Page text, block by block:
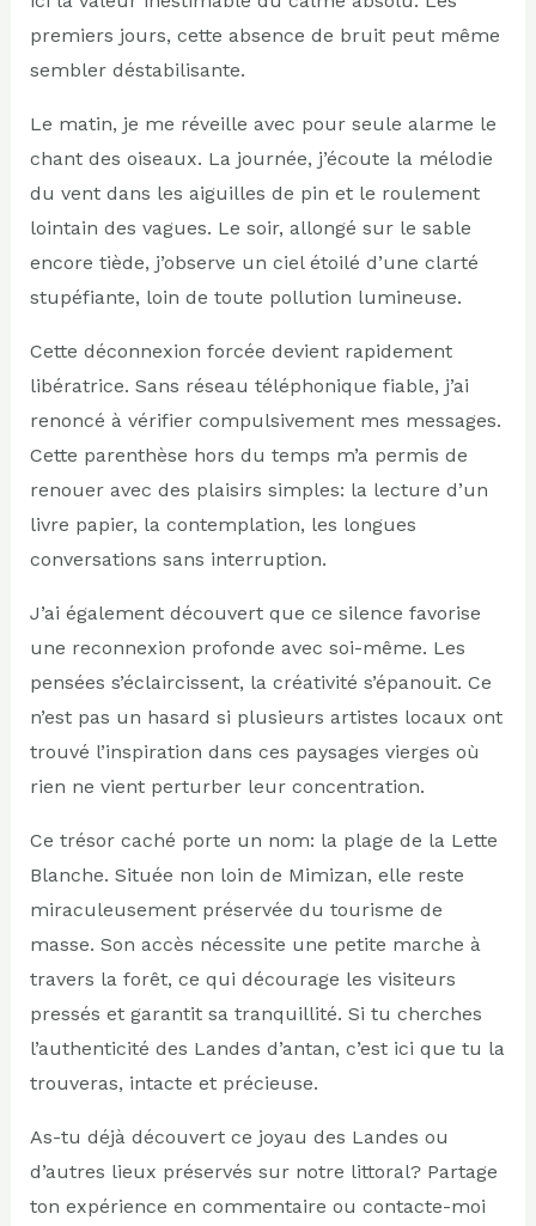
premiers jours, cette absence de bruit peut même
sembler déstabilisante.
Le matin, je me réveille avec pour seule alarme le
chant des oiseaux. La journée, j’écoute la mélodie
du vent dans les aiguilles de pin et le roulement
lointain des vagues. Le soir, allongé sur le sable
encore tiède, j’observe un ciel étoilé d’une clarté
stupéfiante, loin de toute pollution lumineuse.
Cette déconnexion forcée devient rapidement
libératrice. Sans réseau téléphonique fiable, j’ai
renoncé à vérifier compulsivement mes messages.
Cette parenthèse hors du temps m’a permis de
renouer avec des plaisirs simples: la lecture d’un
livre papier, la contemplation, les longues
conversations sans interruption.
J’ai également découvert que ce silence favorise
une reconnexion profonde avec soi-même. Les
pensées s’éclaircissent, la créativité s’épanouit. Ce
n’est pas un hasard si plusieurs artistes locaux ont
trouvé l’inspiration dans ces paysages vierges où
rien ne vient perturber leur concentration.
Ce trésor caché porte un nom: la plage de la Lette
Blanche. Située non loin de Mimizan, elle reste
miraculeusement préservée du tourisme de
masse. Son accès nécessite une petite marche à
travers la forêt, ce qui décourage les visiteurs
pressés et garantit sa tranquillité. Si tu cherches
l’authenticité des Landes d’antan, c’est ici que tu la
trouveras, intacte et précieuse.
As-tu déjà découvert ce joyau des Landes ou
d’autres lieux préservés sur notre littoral? Partage
ton expérience en commentaire ou contacte-moi